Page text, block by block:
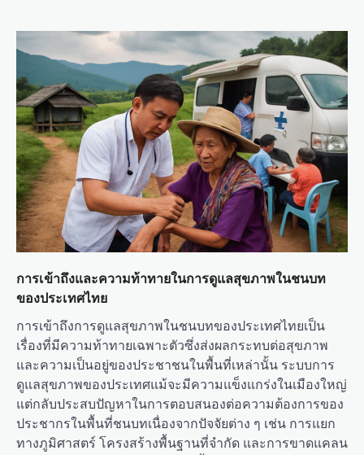
การเข้าถึงและความท้าทายในการดูแลสุขภาพในชนบท
ของประเทศไทย
การเข้าถึงการดูแลสุขภาพในชนบทของประเทศไทยเป็น
เรื่องที่มีความท้าทายเฉพาะตัวซึ่งส่งผลกระทบต่อสุขภาพ
และความเป็นอยู่ของประชาชนในพื้นที่เหล่านั้น ระบบการ
ดูแลสุขภาพของประเทศแม้จะมีความแข็งแกร่งในเมืองใหญ่
แต่กลับประสบปัญหาในการตอบสนองต่อความต้องการของ
ประชากรในพื้นที่ชนบทเนื่องจากปัจจัยต่าง ๆ เช่น การแยก
ทางภูมิศาสตร์ โครงสร้างพื้นฐานที่จำกัด และการขาดแคลน